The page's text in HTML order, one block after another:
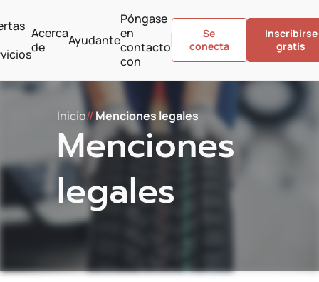
Acerca
de
Ayudante
Póngase
en
contacto
con
Se
conecta
Inscribirse
gratis
Inicio//Menciones legales
Menciones
legales